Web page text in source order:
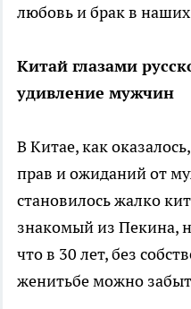
любовь и брак в наших
Китай глазами
удивление мужчин
В Китае, как
прав и ожиданий от
становилось жалко
знакомый из Пекина,
что в 30 лет, без
женитьбе можно